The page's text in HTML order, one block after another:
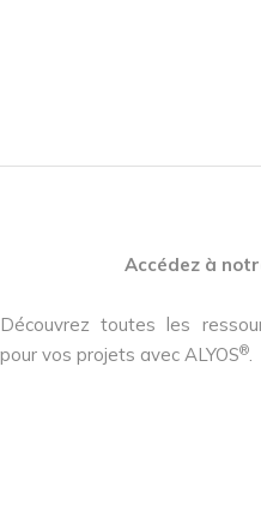
Accédez à
Découvrez toutes les
pour vos projets avec ALYOS®.